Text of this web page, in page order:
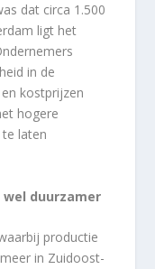
dat circa 1.500
ligt het
in de
kostprijzen
hogere
laten
duurzamer
productie
in Zuidoost-